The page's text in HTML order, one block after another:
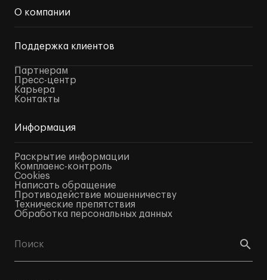
О компании
Поддержка клиентов
Партнерам
Пресс-центр
Карьера
Контакты
Информация
Раскрытие информации
Комплаенс-контроль
Cookies
Написать обращение
Противодействие мошенничеству
Технические препятствия
Обработка персональных данных